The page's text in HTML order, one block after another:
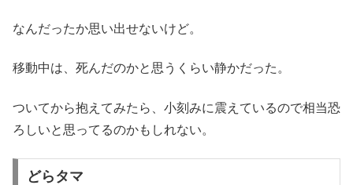
なんだったか思い出せないけど。
移動中は、死んだのかと思うくらい静かだった。
ついてから抱えてみたら、小刻みに震えているので相当恐
ろしいと思ってるのかもしれない。
どらタマ